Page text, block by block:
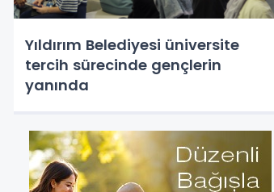
Yıldırım Belediyesi üniversite
tercih sürecinde gençlerin
yanında